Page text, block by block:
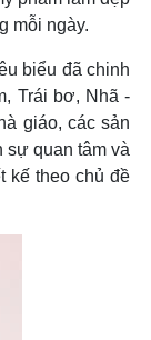
mỗi ngày.
biểu đã chinh
Trái bơ, Nhã -
giáo, các sản
sự quan tâm và
kế theo chủ đề